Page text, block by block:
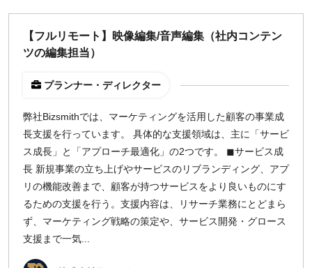
【フルリモート】映像編集/音声編集（社内コンテン
ツの編集担当）
プランナー・ディレクター
弊社Bizsmithでは、マーケティングを活用した顧客の事業成
長支援を行っています。 具体的な支援領域は、主に「サービ
ス成長」と「アプローチ最適化」の2つです。 ◼︎サービス成
長 新規事業の立ち上げやサービスのリブランディング、アプ
リの機能改善まで、顧客が持つサービスをより良いものにす
るための支援を行う。支援内容は、リサーチ業務にとどまら
ず、マーケティング戦略の策定や、サービス開発・グロース
支援まで一気...